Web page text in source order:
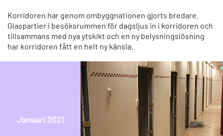
Korridoren har genom ombyggnationen gjorts bredare.
Glaspartier i besöksrummen för dagsljus in i korridoren och
tillsammans med nya ytskikt och en ny belysningslösning
har korridoren fått en helt ny känsla.